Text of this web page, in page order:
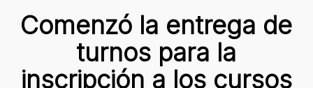
Comenzó la entrega de
turnos para la
inscripción a los cursos